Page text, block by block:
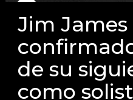
Jim James
de su
como